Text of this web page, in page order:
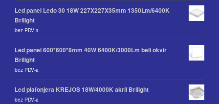
Led panel Ledo 30 18W 227X227X35mm 1350Lm/6400K
Brilight
bez PDV-a
Led panel 600*600*8mm 40W 6400K/3000Lm beli okvir
Brilight
bez PDV-a
Led plafonjera KREJOS 18W/4000K akril Brilight
bez PDV-a